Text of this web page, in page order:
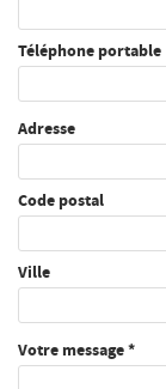
Téléphone portable
Adresse
Adresse
Code postal
Ville
Message
Votre message *